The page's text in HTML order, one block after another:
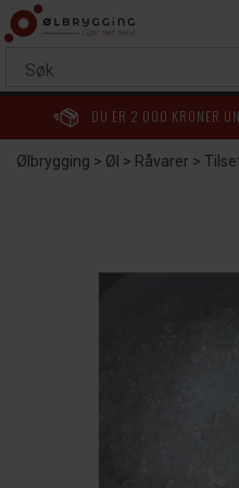
DU ER 2 000 KRONER
Ølbrygging>Øl >Råvarer>